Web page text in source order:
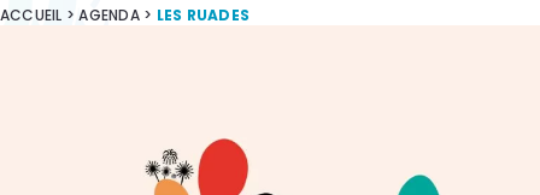
ACCUEIL >AGENDA> LES RUADES